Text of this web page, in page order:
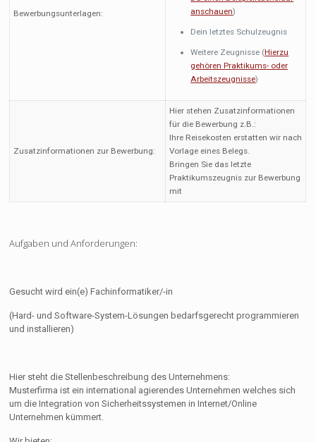
Bewerbungsunterlagen:
anschauen)
Dein letztes Schulzeugnis
Weitere Zeugnisse (Hierzu
gehören Praktikums- oder
Arbeitszeugnisse)
Zusatzinformationen zur Bewerbung:
Hier stehen Zusatzinformationen
für die Bewerbung z.B.:
Ihre Reisekosten erstatten wir nach
Vorlage eines Belegs.
Bringen Sie das letzte
Praktikumszeugnis zur Bewerbung
mit
Aufgaben und Anforderungen:
Gesucht wird ein(e) Fachinformatiker/-in
(Hard- und Software-System-Lösungen bedarfsgerecht programmieren
und installieren)
Hier steht die Stellenbeschreibung des Unternehmens:
Musterfirma ist ein international agierendes Unternehmen welches sich
um die Integration von Sicherheitssystemen in Internet/Online
Unternehmen kümmert.